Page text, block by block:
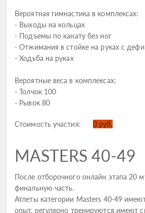
Вероятная гимнастика в комплексах:
- Выходы на кольцах
- Подъемы по канату без ног
- Отжимания в стойке на руках с
- Ходьба на руках
Вероятные веса в комплексах:
- Толчок 100
- Рывок 80
Стоимость участия: 0 руб.
MASTERS 40-49
После отборочного онлайн этапа 20
финальную часть.
Атлеты категории Masters 40-49
опыт, регулярно тренируются имеют